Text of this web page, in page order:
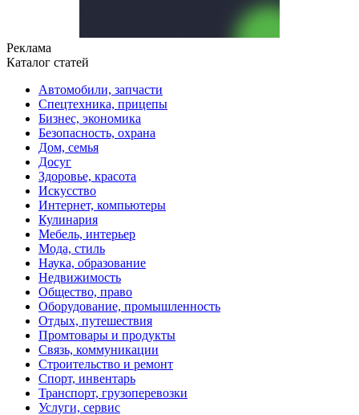
Реклама
Каталог статей
Автомобили, запчасти
Спецтехника, прицепы
Бизнес, экономика
Безопасность, охрана
Дом, семья
Досуг
Здоровье, красота
Искусство
Интернет, компьютеры
Кулинария
Мебель, интерьер
Мода, стиль
Наука, образование
Недвижимость
Общество, право
Оборудование, промышленность
Отдых, путешествия
Промтовары и продукты
Связь, коммуникации
Строительство и ремонт
Cпорт, инвентарь
Транспорт, грузоперевозки
Услуги, сервис